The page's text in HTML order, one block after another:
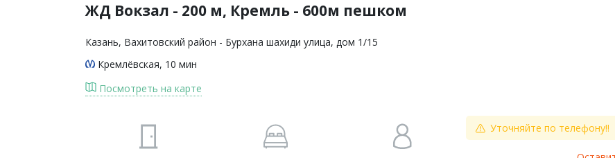
ЖД Вокзал - 200 м, Кремль - 600м пешком
Казань, Вахитовский район - Бурхана шахиди улица, дом 1/15
Кремлёвская, 10 мин
Посмотреть на карте
Уточняйте по телефону!!